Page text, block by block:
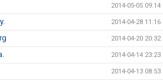
2014-05-05 09:14
2014-04-28 11:16
2014-04-20 20:32
2014-04-14 23:23
2014-04-13 08:53